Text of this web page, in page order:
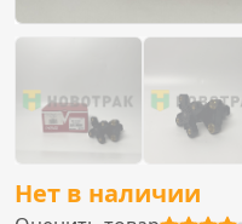
Нет в наличии